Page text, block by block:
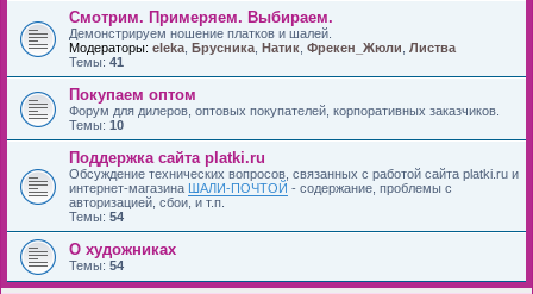
Смотрим. Примеряем. Выбираем.
Демонстрируем ношение платков и шалей.
Модераторы: eleka Брусника Натик Фрекен_Жюли Листва
Темы: 41
Покупаем оптом
Форум для дилеров, оптовых покупателей, корпоративных заказчиков.
Темы: 10
Поддержка сайта platki.ru
Обсуждение технических вопросов, связанных с работой сайта platki.ru и
интернет-магазина ШАЛИ-ПОЧТОЙ - содержание, проблемы с
авторизацией, сбои, и т.п.
Темы: 54
О художниках
Темы: 54